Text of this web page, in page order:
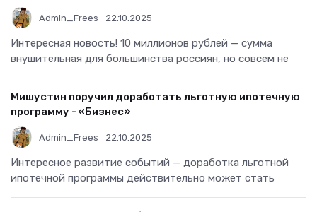
Admin_Frees 22.10.2025
Интересная новость! 10 миллионов рублей — сумма
внушительная для большинства россиян, но совсем не
Мишустин поручил доработать льготную ипотечную
программу - «Бизнес»
Admin_Frees 22.10.2025
Интересное развитие событий — доработка льготной
ипотечной программы действительно может стать